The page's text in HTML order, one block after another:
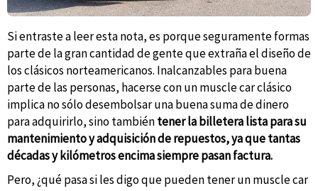
Si entraste a leer esta nota, es porque seguramente formas
parte de la gran cantidad de gente que extraña el diseño de
los clásicos norteamericanos. Inalcanzables para buena
parte de las personas, hacerse con un muscle car clásico
implica no sólo desembolsar una buena suma de dinero
para adquirirlo, sino tambiéntener la billetera lista para su
mantenimiento y adquisición de repuestos, ya que tantas
décadas y kilómetros encima siempre pasan factura.
Pero, ¿qué pasa si les digo que pueden tener un muscle car